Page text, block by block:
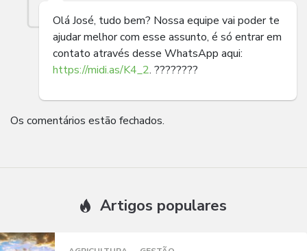
Olá José, tudo bem? Nossa equipe vai poder te
ajudar melhor com esse assunto, é só entrar em
contato através desse WhatsApp aqui:
https://midi.as/K4_2. ????????
Os comentários estão fechados.
Artigos populares